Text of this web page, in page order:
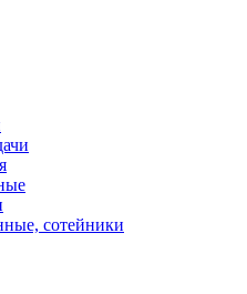
сотейники